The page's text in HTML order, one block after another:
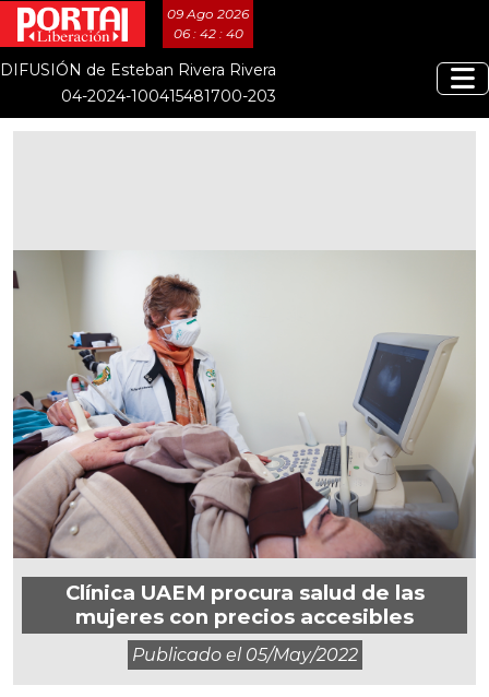
09 Ago 2026
06 : 42 : 40
DIFUSIÓN de Esteban Rivera Rivera
04-2024-100415481700-203
Clínica UAEM procura salud de las
mujeres con precios accesibles
Publicado el 05/may/2022